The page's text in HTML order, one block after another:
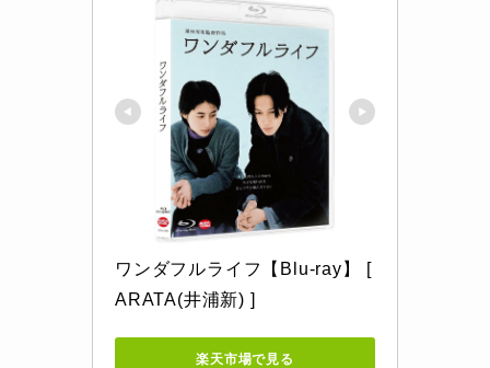
ワンダフルライフ【Blu-ray】 [
ARATA(井浦新) ]
楽天市場で見る